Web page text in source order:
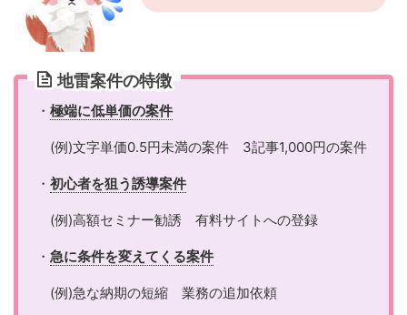
地雷案件の特徴
・ 極端に低単価の案件
(例)文字単価0.5円未満の案件 3記事1,000円の案件
・ 初心者を狙う誘導案件
(例)高額セミナー勧誘 有料サイトへの登録
・ 急に条件を変えてくる案件
(例)急な納期の短縮 業務の追加依頼